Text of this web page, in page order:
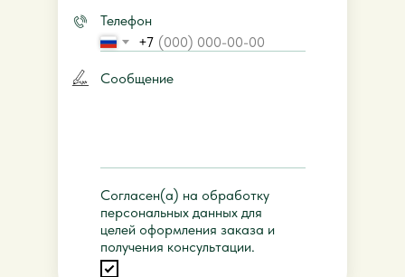
Телефон
+7
Сообщение
Согласен(а) на обработку
персональных данных для
целей оформления заказа и
получения консультации.